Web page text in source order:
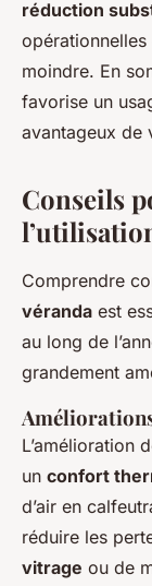
réduction
moindre. En
favorise un
avantageux de
Conseils
Comprendre
véranda est
au long de
grandement
L’amélioration
un confort
d’air en
réduire les
vitrage ou de